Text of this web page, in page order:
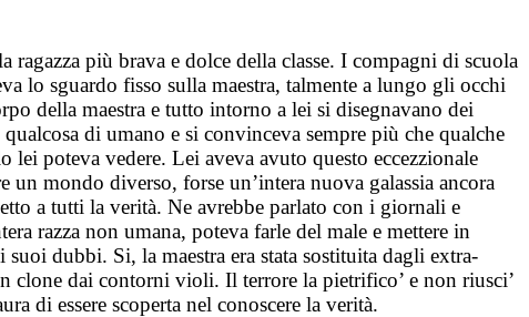
ragazza più brava e dolce della classe. I compagni di scuola
lo sguardo fisso sulla maestra, talmente a lungo gli occhi
della maestra e tutto intorno a lei si disegnavano dei
di umano e si convinceva sempre più che qualche
lei poteva vedere. Lei aveva avuto questo eccezzionale
mondo diverso, forse un’intera nuova galassia ancora
a tutti la verità. Ne avrebbe parlato con i giornali e
razza non umana, poteva farle del male e mettere in
dubbi. Si, la maestra era stata sostituita dagli extra-
clone dai contorni violi. Il terrore la pietrifico’ e non riusci’
di essere scoperta nel conoscere la verità.